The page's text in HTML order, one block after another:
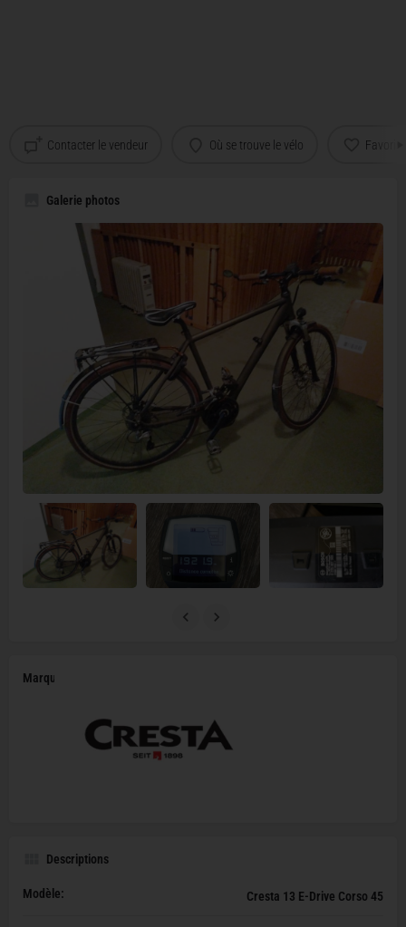
Contacter le vendeur Où se trouve le vélo Favoris
Galerie photos
Marque
Descriptions
Modèle: Cresta 13 E-Drive Corso 45